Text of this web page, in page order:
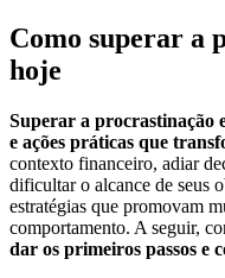
Como superar a
hoje
Superar a procrastinação
e ações práticas que
contexto financeiro, adiar
dificultar o alcance de seus
estratégias que promovam
comportamento. A seguir,
dar os primeiros passos e